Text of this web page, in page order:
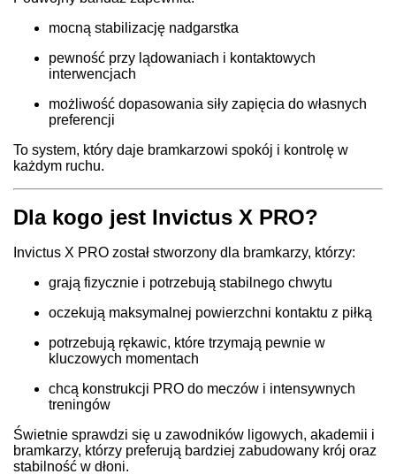
mocną stabilizację nadgarstka
pewność przy lądowaniach i kontaktowych
interwencjach
możliwość dopasowania siły zapięcia do własnych
preferencji
To system, który daje bramkarzowi spokój i kontrolę w
każdym ruchu.
Dla kogo jest Invictus X PRO?
Invictus X PRO został stworzony dla bramkarzy, którzy:
grają fizycznie i potrzebują stabilnego chwytu
oczekują maksymalnej powierzchni kontaktu z piłką
potrzebują rękawic, które trzymają pewnie w
kluczowych momentach
chcą konstrukcji PRO do meczów i intensywnych
treningów
Świetnie sprawdzi się u zawodników ligowych, akademii i
bramkarzy, którzy preferują bardziej zabudowany krój oraz
stabilność w dłoni.